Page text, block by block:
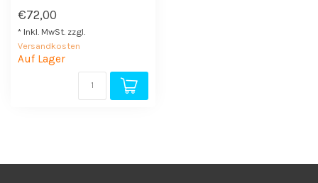
€72,00
* Inkl. MwSt. zzgl.
Versandkosten
Auf Lager